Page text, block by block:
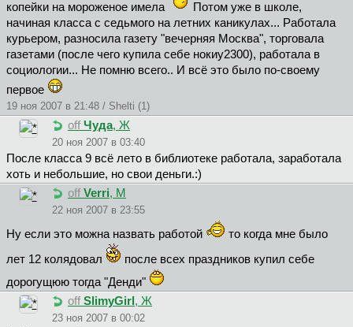
копейки на мороженое имела
Потом уже в школе,
начиная класса с седьмого на летних каникулах... Работала
курьером, разносила газету "вечерняя Москва", торговала
газетами (после чего купила себе нокиу2300), работала в
социологии... Не помню всего.. И всё это было по-своему
первое
19 ноя 2007 в 21:48 / Shelti (1)
off Чyдa, Ж
20 ноя 2007 в 03:40
После класса 9 всё лето в библиотеке работала, заработала
хоть и небольшие, но свои деньги.:)
off Verri, М
22 ноя 2007 в 23:55
Ну если это можна назвать работой
то когда мне было
лет 12 колядовал
после всех праздников купил себе
дорогущюю тогда "Денди"
off SlimyGirl , Ж
23 ноя 2007 в 00:02